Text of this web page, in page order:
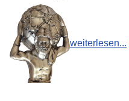
weiterlesen...